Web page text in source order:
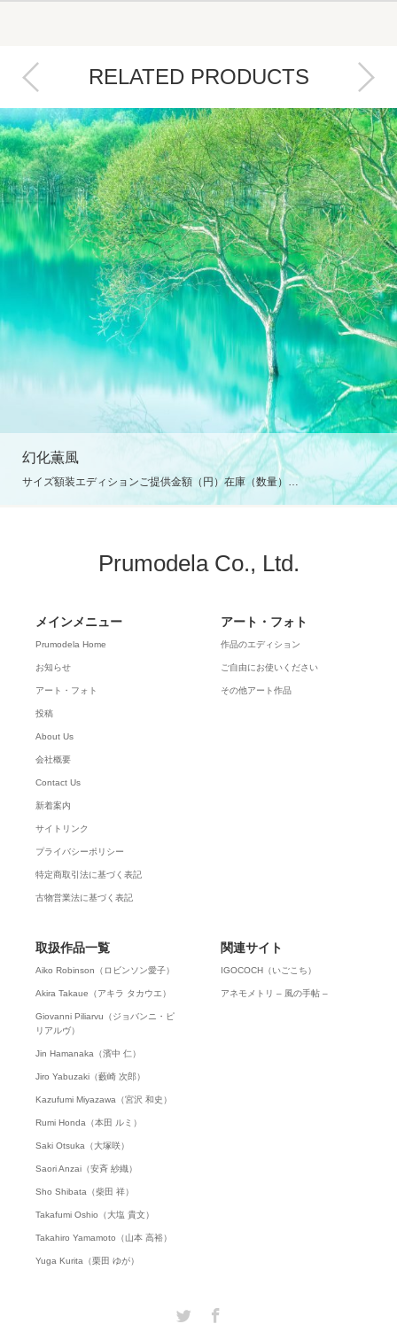
RELATED PRODUCTS
幻化薫風
サイズ額装エディションご提供金額（円）在庫（数量）…
Next
Prumodela Co., Ltd.
メインメニュー
Prumodela Home
お知らせ
アート・フォト
投稿
About Us
会社概要
Contact Us
新着案内
サイトリンク
プライバシーポリシー
特定商取引法に基づく表記
古物営業法に基づく表記
アート・フォト
作品のエディション
ご自由にお使いください
その他アート作品
取扱作品一覧
Aiko Robinson（ロビンソン愛子）
Akira Takaue（アキラ タカウエ）
Giovanni Piliarvu（ジョバンニ・ピ
リアルヴ）
Jin Hamanaka（濱中 仁）
Jiro Yabuzaki（藪崎 次郎）
Kazufumi Miyazawa（宮沢 和史）
Rumi Honda（本田 ルミ）
Saki Otsuka（大塚咲）
Saori Anzai（安斉 紗織）
Sho Shibata（柴田 祥）
Takafumi Oshio（大塩 貴文）
Takahiro Yamamoto（山本 高裕）
Yuga Kurita（栗田 ゆが）
関連サイト
IGOCOCH（いごこち）
アネモメトリ – 風の手帖 –
Twitter